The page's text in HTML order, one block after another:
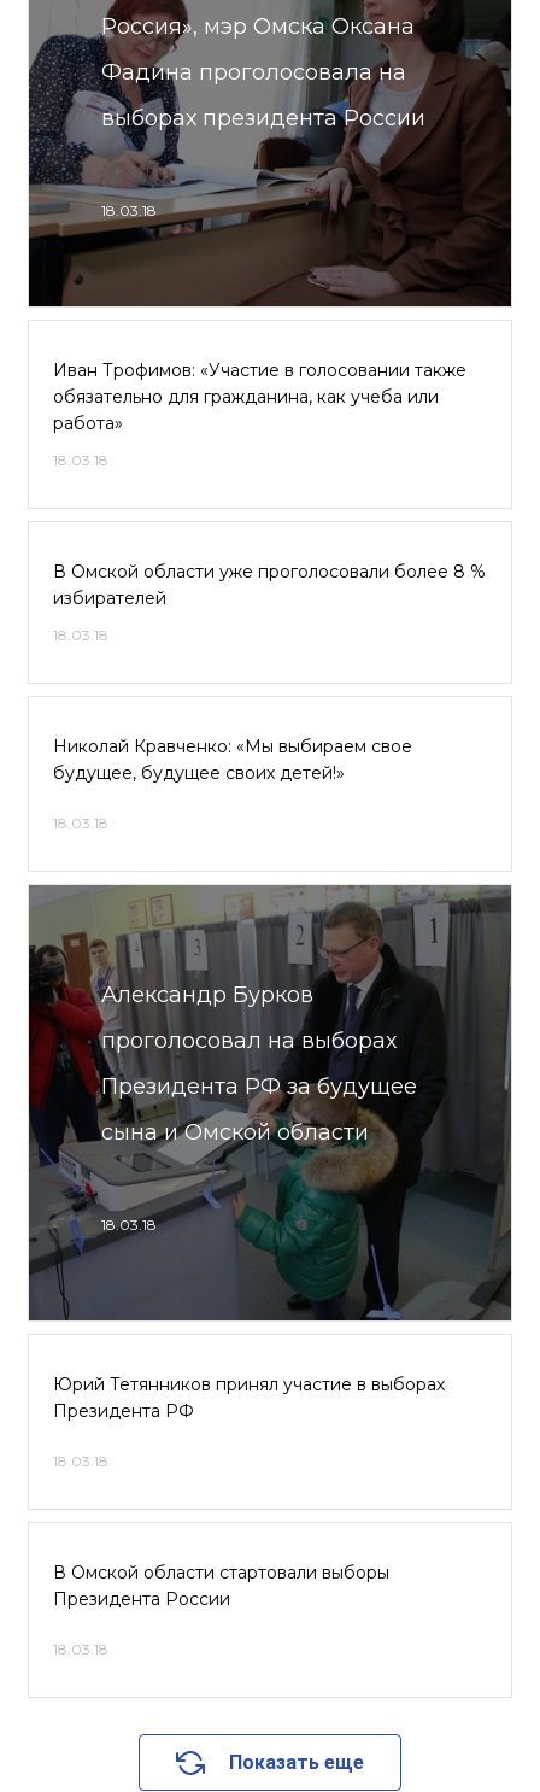
Россия», мэр Омска Оксана
Фадина проголосовала на
выборах президента России
18.03.18
Иван Трофимов: «Участие в голосовании также
обязательно для гражданина, как учеба или
работа»
18.03.18
В Омской области уже проголосовали более 8 %
избирателей
18.03.18
Николай Кравченко: «Мы выбираем свое
будущее, будущее своих детей!»
18.03.18
Александр Бурков
проголосовал на выборах
Президента РФ за будущее
сына и Омской области
18.03.18
Юрий Тетянников принял участие в выборах
Президента РФ
18.03.18
В Омской области стартовали выборы
Президента России
18.03.18
Показать еще